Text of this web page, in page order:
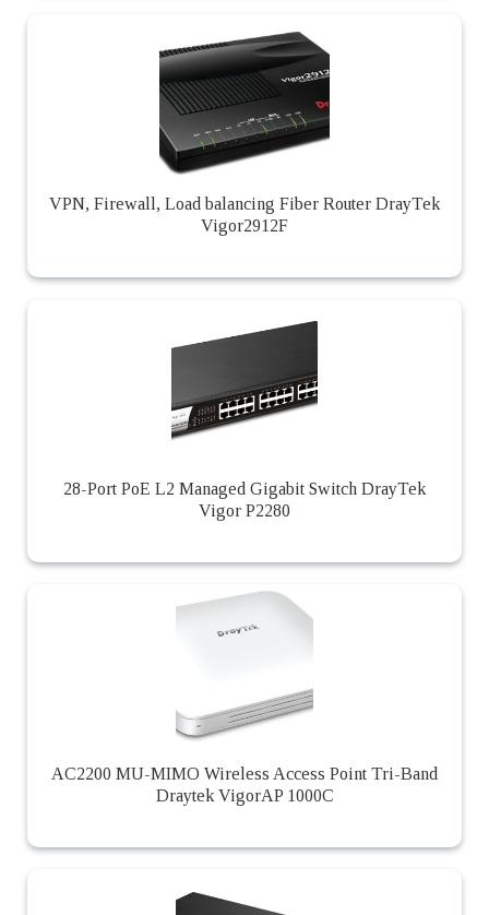
VPN, Firewall, Load balancing Fiber Router DrayTek
Vigor2912F
28-Port PoE L2 Managed Gigabit Switch DrayTek
Vigor P2280
AC2200 MU-MIMO Wireless Access Point Tri-Band
Draytek VigorAP 1000C